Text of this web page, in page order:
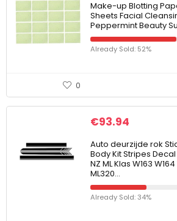
Make-up Blotting
Sheets Facial
Peppermint Beauty
Already Sold: 52%
0
€93.94
Auto deurzijde rok
Body Kit Stripes
NZ ML Klas W163
ML320…
Already Sold: 34%